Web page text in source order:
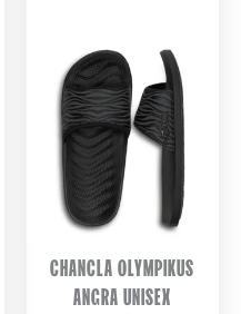
CHANCLA OLYMPIKUS
ANGRA UNISEX